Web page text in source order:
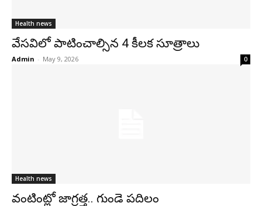
Health news
వేసవిలో పాటించాల్సిన 4 కీలక సూత్రాలు
Admin - May 9, 2026 0
Health news
వంటింట్లో జాగ్రత్త.. గుండె పదిలం